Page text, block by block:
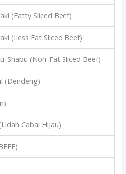
(Fatty Sliced Beef)
(Less Fat Sliced Beef)
Shabu (Non-Fat Sliced Beef)
(Dendeng)
Cabai Hijau)